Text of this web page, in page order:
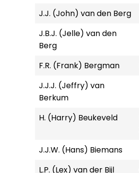
J.J. (John) van den Berg
J.B.J. (Jelle) van den
Berg
F.R. (Frank) Bergman
J.J.J. (Jeffry) van
Berkum
H. (Harry) Beukeveld
J.J.W. (Hans) Biemans
L.P. (Lex) van der Bijl